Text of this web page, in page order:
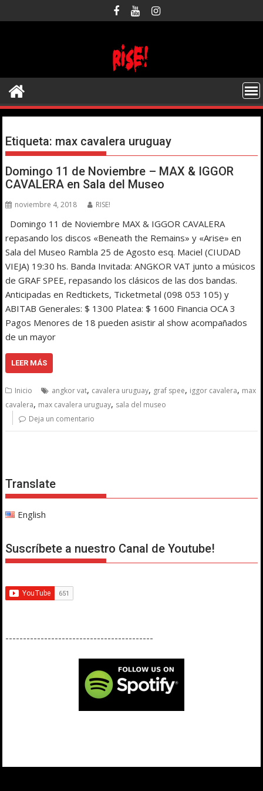
al
Etiqueta: max cavalera uruguay
Domingo 11 de Noviembre – MAX & IGGOR
CAVALERA en Sala del Museo
noviembre 4, 2018 RISE!
Domingo 11 de Noviembre MAX & IGGOR CAVALERA
repasando los discos «Beneath the Remains» y «Arise» en
Sala del Museo Rambla 25 de Agosto esq. Maciel (CIUDAD
VIEJA) 19:30 hs. Banda Invitada: ANGKOR VAT junto a músicos
de GRAF SPEE, repasando los clásicos de las dos bandas.
Anticipadas en Redtickets, Ticketmetal (098 053 105) y
ABITAB Generales: $ 1300 Platea: $ 1600 Financia OCA 3
Pagos Menores de 18 pueden asistir al show acompañados
de un mayor
LEER MÁS
Inicio angkor vat, cavalera uruguay, graf spee, iggor cavalera, max
cavalera, max cavalera uruguay, sala del museo
Deja un comentario
Translate
English
Suscríbete a nuestro Canal de Youtube!
------------------------------------------